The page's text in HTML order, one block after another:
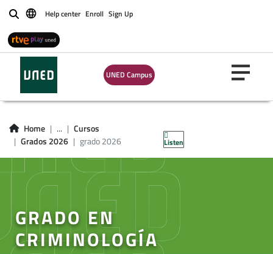
BuscarHelp center Enroll Sign Up
UNED Campus
Home ...
Cursos
Grados 2026
grado 2026 Listen
GRADO EN
CRIMINOLOGÍA